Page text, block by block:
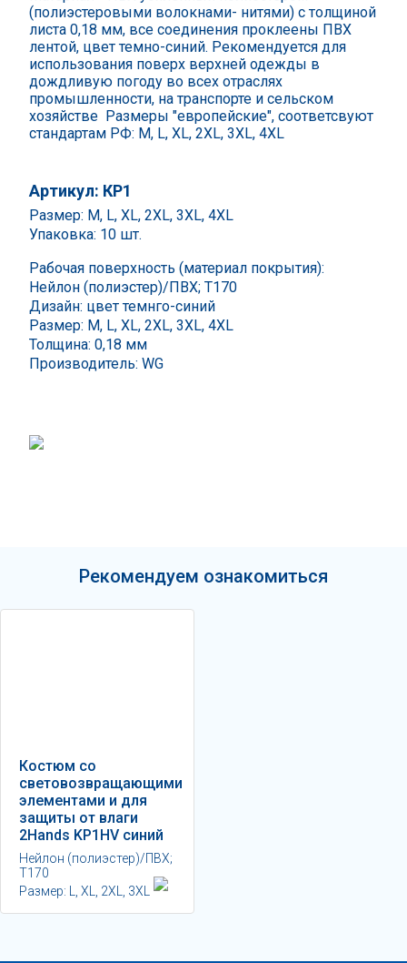
(полиэстеровыми волокнами- нитями) с толщиной
листа 0,18 мм, все соединения проклеены ПВХ
лентой, цвет темно-синий. Рекомендуется для
использования поверх верхней одежды в
дождливую погоду во всех отраслях
промышленности, на транспорте и сельском
хозяйстве Размеры "европейские", соответсвуют
стандартам РФ: M, L, XL, 2XL, 3XL, 4XL
Артикул: КР1
Размер: M, L, XL, 2XL, 3XL, 4XL
Упаковка: 10 шт.
Рабочая поверхность (материал покрытия):
Нейлон (полиэстер)/ПВХ; Т170
Дизайн: цвет темнго-синий
Размер: M, L, XL, 2XL, 3XL, 4XL
Толщина: 0,18 мм
Производитель: WG
Рекомендуем ознакомиться
Костюм со
световозвращающими
элементами и для
защиты от влаги
2Hands KР1HV синий
Нейлон (полиэстер)/ПВХ;
Т170
Размер: L, XL, 2XL, 3XL